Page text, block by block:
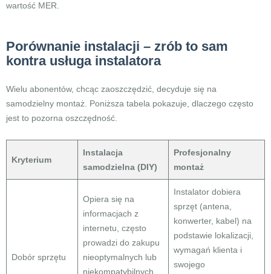
wartość MER.
Porównanie instalacji – zrób to sam
kontra usługa instalatora
Wielu abonentów, chcąc zaoszczędzić, decyduje się na
samodzielny montaż. Poniższa tabela pokazuje, dlaczego często
jest to pozorna oszczędność.
Kryterium
Instalacja
samodzielna (DIY)
Profesjonalny
montaż
Dobór sprzętu
Opiera się na
informacjach z
internetu, często
prowadzi do zakupu
nieoptymalnych lub
niekompatybilnych
Instalator dobiera
sprzęt (antena,
konwerter, kabel) na
podstawie lokalizacji,
wymagań klienta i
swojego